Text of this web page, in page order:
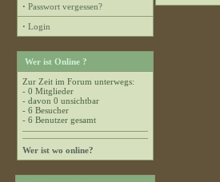
· Passwort vergessen?
· Login
Wer ist Online ?
Zur Zeit im Forum unterwegs:
- 0 Mitglieder
- davon 0 unsichtbar
- 6 Besucher
- 6 Benutzer gesamt
Wer ist wo online?